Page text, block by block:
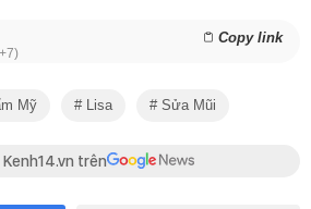
Copy link
Mỹ Lisa Sửa Mũi
trên